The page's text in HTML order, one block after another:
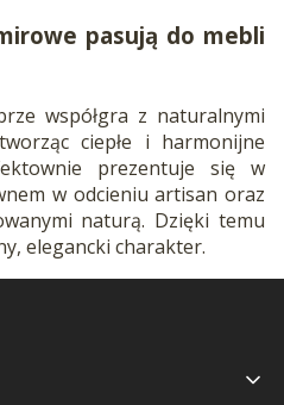
pasują do mebli
współgra z naturalnymi
ciepłe i harmonijne
prezentuje się w
w odcieniu artisan oraz
naturą. Dzięki temu
elegancki charakter.